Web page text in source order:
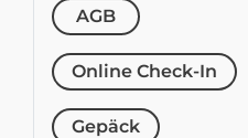
AGB
Online Check-In
Gepäck